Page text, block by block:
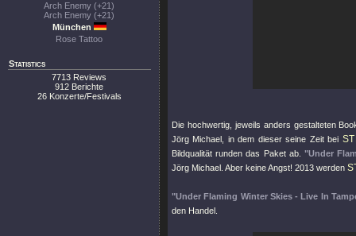
Arch Enemy (+21)
Arch Enemy (+21)
München
Rose Tattoo
Statistics
7713 Reviews
912 Berichte
26 Konzerte/Festivals
Die hochwertig, jeweils anders gestalteten
Jörg Michael, in dem dieser seine Zeit bei
Bildqualität runden das Paket ab."Under
Jörg Michael. Aber keine Angst! 2013 werden
"Under Flaming Winter Skies - Live In
den Handel.